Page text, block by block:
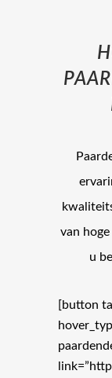
van
u
[button